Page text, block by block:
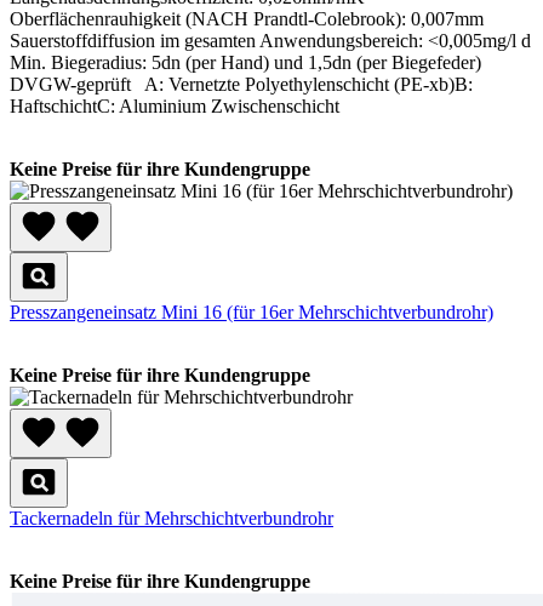
Oberflächenrauhigkeit (NACH Prandtl-Colebrook): 0,007mm
Sauerstoffdiffusion im gesamten Anwendungsbereich: <0,005mg/l d
Min. Biegeradius: 5dn (per Hand) und 1,5dn (per Biegefeder)
DVGW-geprüft A: Vernetzte Polyethylenschicht (PE-xb)B:
HaftschichtC: Aluminium Zwischenschicht
Keine Preise für ihre Kundengruppe
Presszangeneinsatz Mini 16 (für 16er Mehrschichtverbundrohr)
Keine Preise für ihre Kundengruppe
Tackernadeln für Mehrschichtverbundrohr
Keine Preise für ihre Kundengruppe